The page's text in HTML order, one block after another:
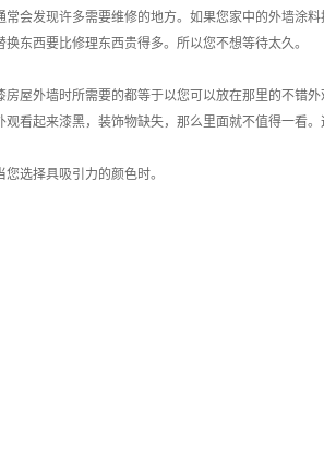
会发现许多需要维修的地方。如果您家中的外墙涂料
东西要比修理东西贵得多。所以您不想等待太久。
屋外墙时所需要的都等于以您可以放在那里的不错外
看起来漆黑，装饰物缺失，那么里面就不值得一看。
选择具吸引力的颜色时。